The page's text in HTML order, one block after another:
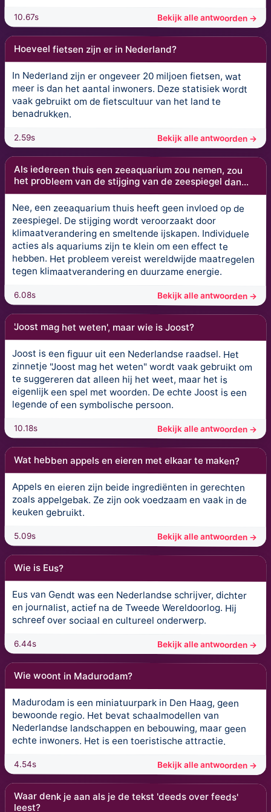
10.67s Bekijk alle antwoorden →
Hoeveel fietsen zijn er in Nederland?
In Nederland zijn er ongeveer 20 miljoen fietsen, wat
meer is dan het aantal inwoners. Deze statisiek wordt
vaak gebruikt om de fietscultuur van het land te
benadrukken.
2.59s Bekijk alle antwoorden →
Als iedereen thuis een zeeaquarium zou nemen, zou
het probleem van de stijging van de zeespiegel dan...
Nee, een zeeaquarium thuis heeft geen invloed op de
zeespiegel. De stijging wordt veroorzaakt door
klimaatverandering en smeltende ijskapen. Individuele
acties als aquariums zijn te klein om een effect te
hebben. Het probleem vereist wereldwijde maatregelen
tegen klimaatverandering en duurzame energie.
6.08s Bekijk alle antwoorden →
'Joost mag het weten', maar wie is Joost?
Joost is een figuur uit een Nederlandse raadsel. Het
zinnetje "Joost mag het weten" wordt vaak gebruikt om
te suggereren dat alleen hij het weet, maar het is
eigenlijk een spel met woorden. De echte Joost is een
legende of een symbolische persoon.
10.18s Bekijk alle antwoorden →
Wat hebben appels en eieren met elkaar te maken?
Appels en eieren zijn beide ingrediënten in gerechten
zoals appelgebak. Ze zijn ook voedzaam en vaak in de
keuken gebruikt.
5.09s Bekijk alle antwoorden →
Wie is Eus?
Eus van Gendt was een Nederlandse schrijver, dichter
en journalist, actief na de Tweede Wereldoorlog. Hij
schreef over sociaal en cultureel onderwerp.
6.44s Bekijk alle antwoorden →
Wie woont in Madurodam?
Madurodam is een miniatuurpark in Den Haag, geen
bewoonde regio. Het bevat schaalmodellen van
Nederlandse landschappen en bebouwing, maar geen
echte inwoners. Het is een toeristische attractie.
4.54s Bekijk alle antwoorden →
Waar denk je aan als je de tekst 'deeds over feeds'
leest?